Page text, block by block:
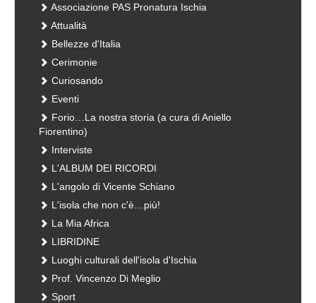
Associazione PAS Pronatura Ischia
Attualità
Bellezze d'Italia
Cerimonie
Curiosando
Eventi
Forio…La nostra storia (a cura di Aniello
Fiorentino)
Interviste
L'ALBUM DEI RICORDI
L'angolo di Vicente Schiano
L'isola che non c'è…più!
La Mia Africa
LIBRIDINE
Luoghi culturali dell'isola d'Ischia
Prof. Vincenzo Di Meglio
Sport